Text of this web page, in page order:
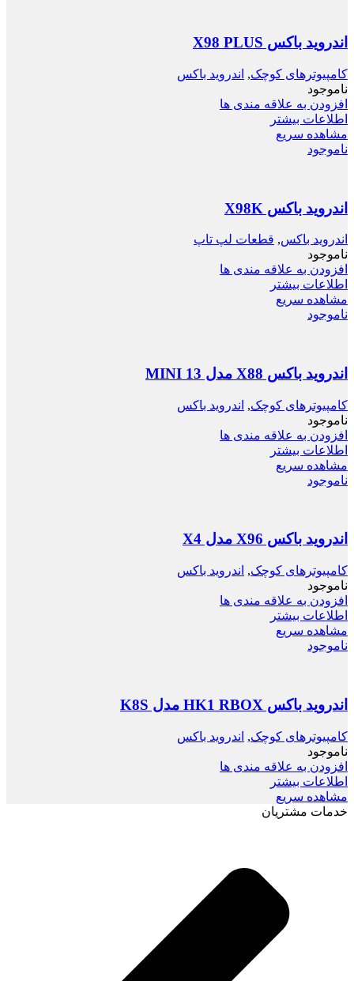
اندروید باکس X98 PLUS
کامپیوترهای کوچک, اندروید باکس
ناموجود
افزودن به علاقه مندی ها
اطلاعات بیشتر
مشاهده سریع
ناموجود
اندروید باکس X98K
اندروید باکس, قطعات لپ تاپ
ناموجود
افزودن به علاقه مندی ها
اطلاعات بیشتر
مشاهده سریع
ناموجود
اندروید باکس X88 مدل MINI 13
کامپیوترهای کوچک, اندروید باکس
ناموجود
افزودن به علاقه مندی ها
اطلاعات بیشتر
مشاهده سریع
ناموجود
اندروید باکس X96 مدل X4
کامپیوترهای کوچک, اندروید باکس
ناموجود
افزودن به علاقه مندی ها
اطلاعات بیشتر
مشاهده سریع
ناموجود
اندروید باکس HK1 RBOX مدل K8S
کامپیوترهای کوچک, اندروید باکس
ناموجود
افزودن به علاقه مندی ها
اطلاعات بیشتر
مشاهده سریع
خدمات مشتریان